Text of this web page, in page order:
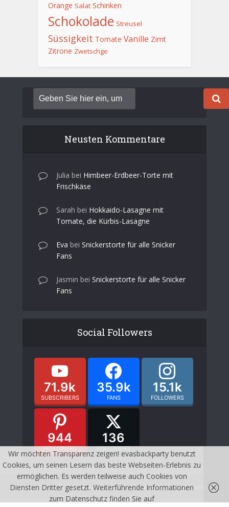
Orange Salat Schinken
Schokolade Streusel
Süssigkeit Tomate Vanille Zimt
Zitrone Zwetschge
Neusten Kommentare
Julia bei Himbeer-Erdbeer-Torte mit
Frischkäse
Sarah bei Hokkaido-Lasagne mit
Tomate, die Kürbis-Lasagne
Eva bei Snickerstorte für alle Snicker
Fans
Jasmin bei Snickerstorte für alle Snicker
Fans
Social Followers
71.9k
SUBSCRIBERS
35.9k
FANS
15.1k
FOLLOWERS
944
FOLLOWERS
136
FOLLOWERS
Copyright © 2026. Created by Meks and evasbackparty. Powered by
wordpress.
Wir möchten Transparenz zeigen! evasbackparty benutzt
Cookies, um seinen Lesern das beste Webseiten-Erlebnis zu
ermöglichen. Es werden teilweise auch Cookies von
Diensten Dritter gesetzt. Weiterführende Informationen
zum Datenschutz finden Sie auf